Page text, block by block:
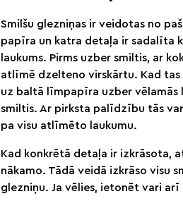
Smilšu glezniņas ir veidotas no
papīra un katra detaļa ir sadalīta
laukums. Pirms uzber smiltis, ar
atlīmē dzelteno virskārtu. Kad
uz baltā līmpapīra uzber vēlamās
smiltis. Ar pirksta palīdzību tās
pa visu atlīmēto laukumu.
Kad konkrētā detaļa ir izkrāsota,
nākamo. Tādā veidā izkrāso visu
glezniņu. Ja vēlies, ietonēt vari arī